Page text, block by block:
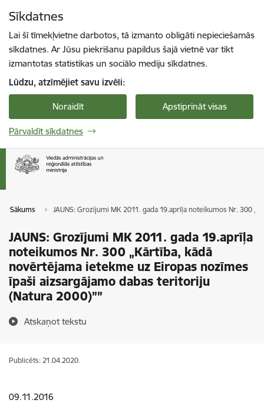
Sīkdatnes
Lai šī tīmekļvietne darbotos, tā izmanto obligāti nepieciešamās
sīkdatnes. Ar Jūsu piekrišanu papildus šajā vietnē var tikt
izmantotas statistikas un sociālo mediju sīkdatnes.
Lūdzu, atzīmējiet savu izvēli:
Noraidīt Apstiprināt visas
Pārvaldīt sīkdatnes
Sākums JAUNS: Grozījumi MK 2011. gada 19.aprīļa noteikumos Nr. 300
JAUNS: Grozījumi MK 2011. gada 19.aprīļa
noteikumos Nr. 300 „Kārtība, kādā
novērtējama ietekme uz Eiropas nozīmes
īpaši aizsargājamo dabas teritoriju
(Natura 2000)””
Atskaņot tekstu
Publicēts: 21.04.2020.
09.11.2016